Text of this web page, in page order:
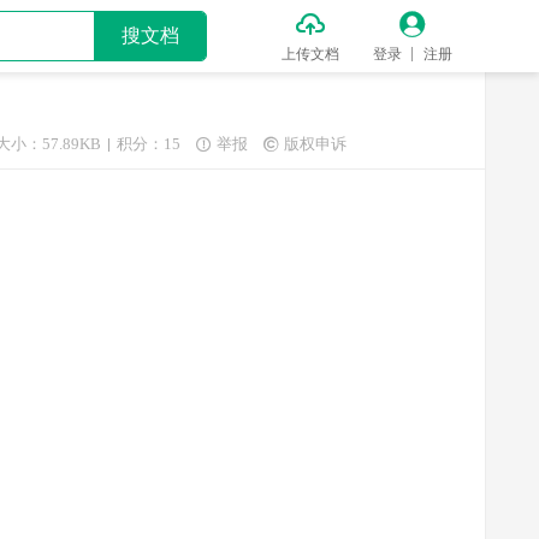
搜文档 
上传文档

登录 注册
小：57.89KB 积分：15  举报  版权申诉